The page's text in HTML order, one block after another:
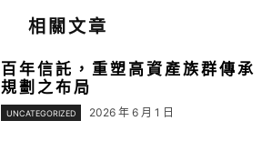
相關文章
百年信託，重塑高資產族群傳承
規劃之布局
UNCATEGORIZED 2026 年 6 月 1 日